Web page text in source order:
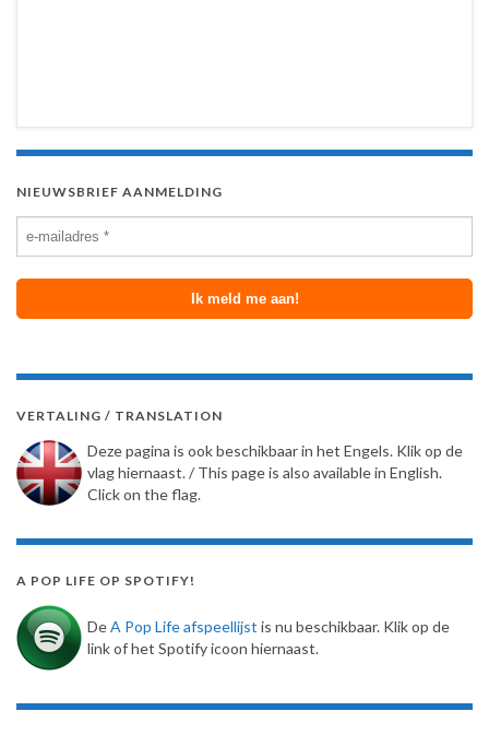
NIEUWSBRIEF AANMELDING
VERTALING / TRANSLATION
Deze pagina is ook beschikbaar in het Engels. Klik op de
vlag hiernaast. / This page is also available in English.
Click on the flag.
A POP LIFE OP SPOTIFY!
DeA Pop Life afspeellijst is nu beschikbaar. Klik op de
link of het Spotify icoon hiernaast.